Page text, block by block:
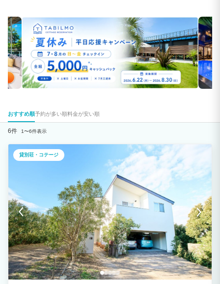
おすすめ順予約が多い順料金が安い順
6件 1〜6件表示
貸別荘・コテージ